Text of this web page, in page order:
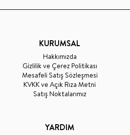
KURUMSAL
Hakkımızda
Gizlilik ve Çerez Politikası
Mesafeli Satış Sözleşmesi
KVKK ve Açık Rıza Metni
Satış Noktalarımız
YARDIM